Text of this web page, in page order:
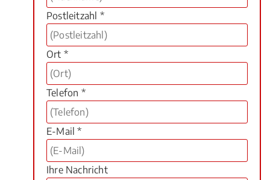
Postleitzahl *
Ort *
Telefon *
E-Mail *
Ihre Nachricht